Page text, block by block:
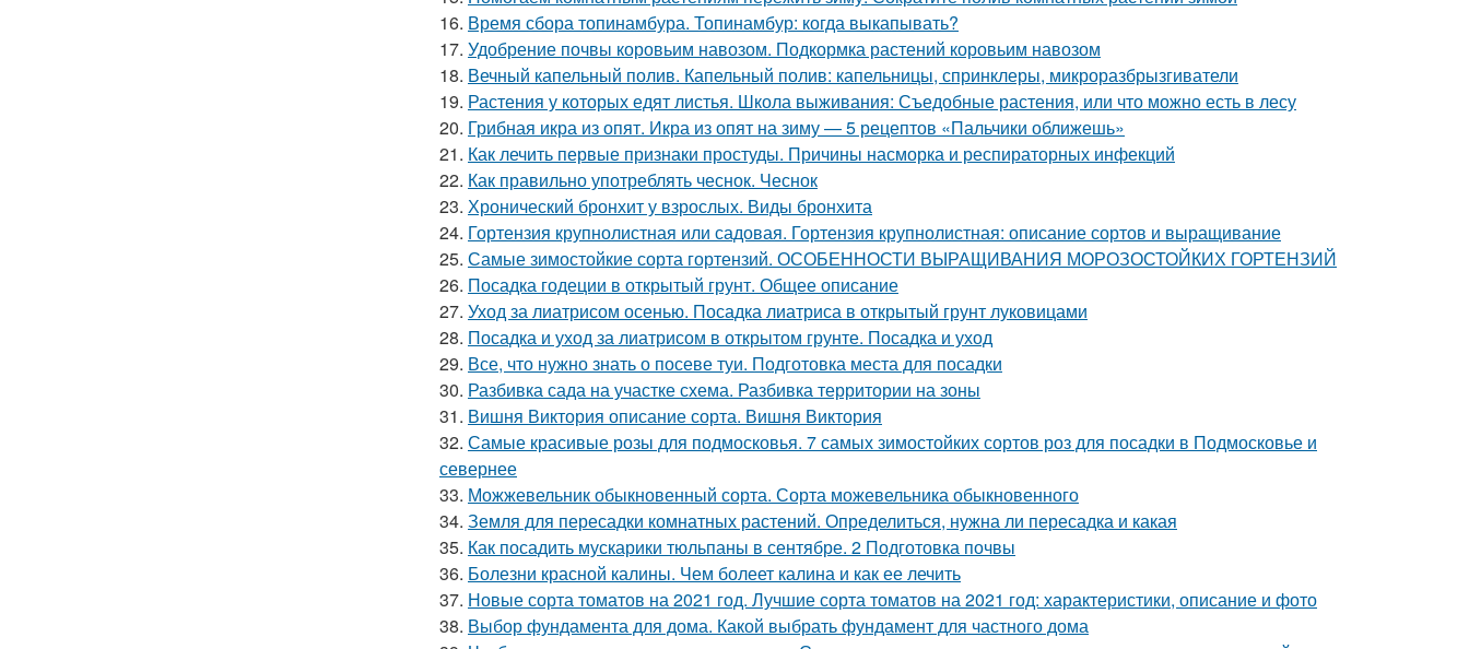
16. Время сбора топинамбура. Топинамбур: когда выкапывать?
17. Удобрение почвы коровьим навозом. Подкормка растений коровьим навозом
18. Вечный капельный полив. Капельный полив: капельницы, спринклеры, микроразбрызгиватели
19. Растения у которых едят листья. Школа выживания: Съедобные растения, или что можно есть в лесу
20. Грибная икра из опят. Икра из опят на зиму — 5 рецептов «Пальчики оближешь»
21. Как лечить первые признаки простуды. Причины насморка и респираторных инфекций
22. Как правильно употреблять чеснок. Чеснок
23. Хронический бронхит у взрослых. Виды бронхита
24. Гортензия крупнолистная или садовая. Гортензия крупнолистная: описание сортов и выращивание
25. Самые зимостойкие сорта гортензий. ОСОБЕННОСТИ ВЫРАЩИВАНИЯ МОРОЗОСТОЙКИХ ГОРТЕНЗИЙ
26. Посадка годеции в открытый грунт. Общее описание
27. Уход за лиатрисом осенью. Посадка лиатриса в открытый грунт луковицами
28. Посадка и уход за лиатрисом в открытом грунте. Посадка и уход
29. Все, что нужно знать о посеве туи. Подготовка места для посадки
30. Разбивка сада на участке схема. Разбивка территории на зоны
31. Вишня Виктория описание сорта. Вишня Виктория
32. Самые красивые розы для подмосковья. 7 самых зимостойких сортов роз для посадки в Подмосковье и
севернее
33. Можжевельник обыкновенный сорта. Сорта можевельника обыкновенного
34. Земля для пересадки комнатных растений. Определиться, нужна ли пересадка и какая
35. Как посадить мускарики тюльпаны в сентябре. 2 Подготовка почвы
36. Болезни красной калины. Чем болеет калина и как ее лечить
37. Новые сорта томатов на 2021 год. Лучшие сорта томатов на 2021 год: характеристики, описание и фото
38. Выбор фундамента для дома. Какой выбрать фундамент для частного дома